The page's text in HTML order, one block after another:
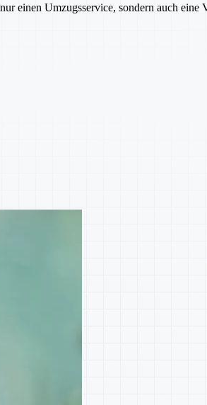
einen Umzugsservice, sondern auch